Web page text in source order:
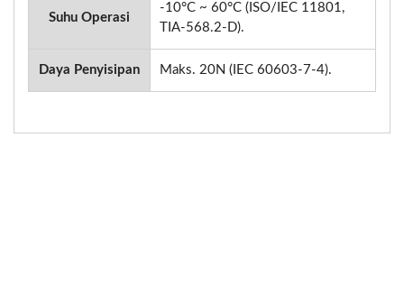
Suhu Operasi
-10°C ~ 60°C (ISO/IEC 11801,
TIA-568.2-D).
Daya Penyisipan Maks. 20N (IEC 60603-7-4).